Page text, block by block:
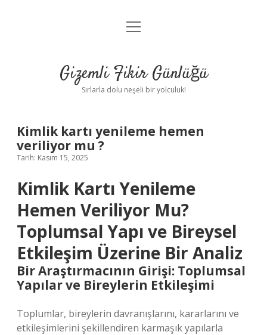
Anasayfa
Yasal Uyarı
menüyü
Gizemli Fikir Günlüğü
Sırlarla dolu neşeli bir yolculuk!
Kimlik kartı yenileme hemen
veriliyor mu ?
Tarih: Kasım 15, 2025
Kimlik Kartı Yenileme
Hemen Veriliyor Mu?
Toplumsal Yapı ve Bireysel
Etkileşim Üzerine Bir Analiz
Bir Araştırmacının Girişi: Toplumsal
Yapılar ve Bireylerin Etkileşimi
Toplumlar, bireylerin davranışlarını, kararlarını ve
etkileşimlerini şekillendiren karmaşık yapılarla